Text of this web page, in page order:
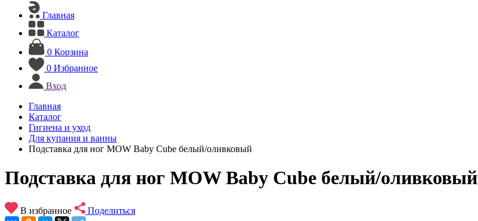
Главная
Каталог
0 Корзина
0 Избранное
Вход
Главная
Каталог
Гигиена и уход
Для купания и ванны
Подставка для ног MOW Baby Cube белый/оливковый
Подставка для ног MOW Baby Cube белый/оливковый
В избранное Поделиться